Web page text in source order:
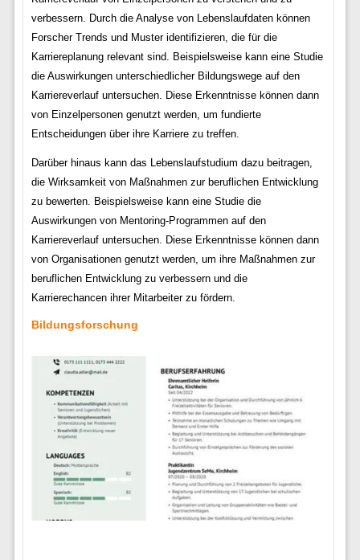
verbessern. Durch die Analyse von Lebenslaufdaten können
Forscher Trends und Muster identifizieren, die für die
Karriereplanung relevant sind. Beispielsweise kann eine Studie
die Auswirkungen unterschiedlicher Bildungswege auf den
Karriereverlauf untersuchen. Diese Erkenntnisse können dann
von Einzelpersonen genutzt werden, um fundierte
Entscheidungen über ihre Karriere zu treffen.
Darüber hinaus kann das Lebenslaufstudium dazu beitragen,
die Wirksamkeit von Maßnahmen zur beruflichen Entwicklung
zu bewerten. Beispielsweise kann eine Studie die
Auswirkungen von Mentoring-Programmen auf den
Karriereverlauf untersuchen. Diese Erkenntnisse können dann
von Organisationen genutzt werden, um ihre Maßnahmen zur
beruflichen Entwicklung zu verbessern und die
Karrierechancen ihrer Mitarbeiter zu fördern.
Bildungsforschung